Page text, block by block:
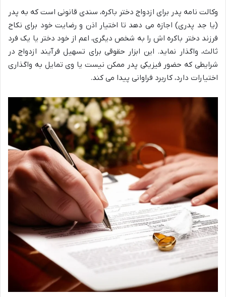
وکالت نامه پدر برای ازدواج دختر باکره، سندی قانونی است که به پدر
(یا جد پدری) اجازه می دهد تا اختیار اذن و رضایت خود برای نکاح
فرزند دختر باکره اش را به شخص دیگری، اعم از خود دختر یا یک فرد
ثالث، واگذار نماید. این ابزار حقوقی برای تسهیل فرآیند ازدواج در
شرایطی که حضور فیزیکی پدر ممکن نیست یا وی تمایل به واگذاری
اختیارات دارد، کاربرد فراوانی پیدا می کند.